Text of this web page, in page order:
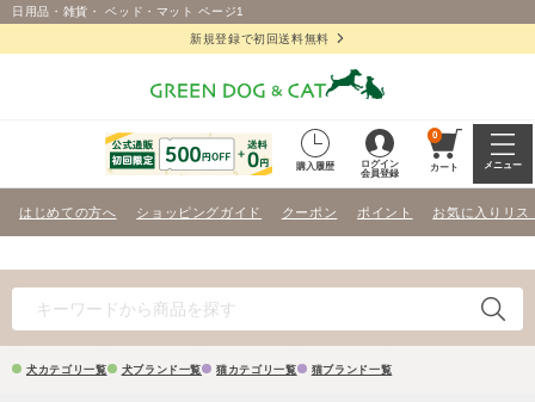
日用品・雑貨・ ベッド・マット ページ1
新規登録で初回送料無料
購入履歴
ログイン
会員登録
0
カート メニュー
はじめての方へ ショッピングガイド クーポン ポイント お気に入りリス
犬カテゴリ一覧 犬ブランド一覧 猫カテゴリ一覧 猫ブランド一覧